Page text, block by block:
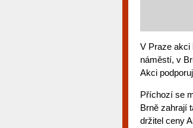
V Praze akci
náměstí, v
Akci
Příchozí se
Brně zahrají
držitel ceny